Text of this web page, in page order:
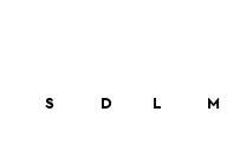
S D L M